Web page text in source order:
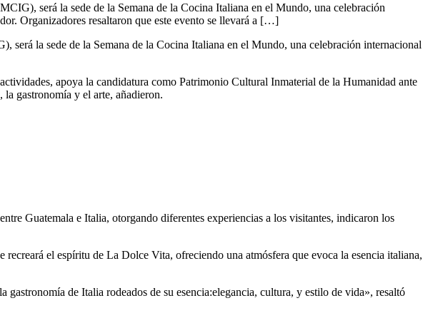
será la sede de la Semana de la Cocina Italiana en el Mundo, una celebración
Organizadores resaltaron que este evento se llevará a […]
la sede de la Semana de la Cocina Italiana en el Mundo, una celebración internacional
apoya la candidatura como Patrimonio Cultural Inmaterial de la Humanidad ante
gastronomía y el arte, añadieron.
Guatemala e Italia, otorgando diferentes experiencias a los visitantes, indicaron los
recreará el espíritu de La Dolce Vita, ofreciendo una atmósfera que evoca la esencia italiana,
de Italia rodeados de su esencia:elegancia, cultura, y estilo de vida», resaltó